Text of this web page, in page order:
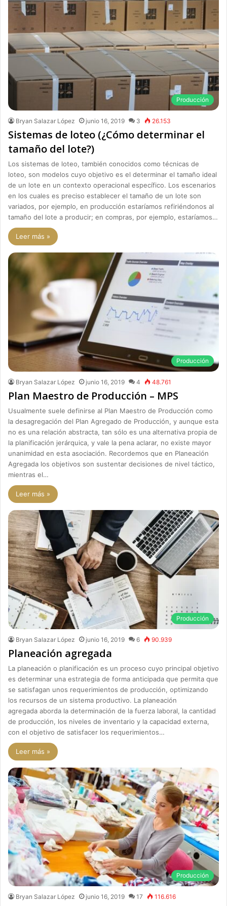
Producción
Bryan Salazar López junio 16, 2019 3 26.153
Sistemas de loteo (¿Cómo determinar el
tamaño del lote?)
Los sistemas de loteo, también conocidos como técnicas de
loteo, son modelos cuyo objetivo es el determinar el tamaño ideal
de un lote en un contexto operacional específico. Los escenarios
en los cuales es preciso establecer el tamaño de un lote son
variados, por ejemplo, en producción estaríamos refiriéndonos al
tamaño del lote a producir; en compras, por ejemplo, estaríamos…
Leer más »
Producción
Bryan Salazar López junio 16, 2019 4 48.761
Plan Maestro de Producción – MPS
Usualmente suele definirse al Plan Maestro de Producción como
la desagregación del Plan Agregado de Producción, y aunque esta
no es una relación abstracta, tan sólo es una alternativa propia de
la planificación jerárquica, y vale la pena aclarar, no existe mayor
unanimidad en esta asociación. Recordemos que en Planeación
Agregada los objetivos son sustentar decisiones de nivel táctico,
mientras el…
Leer más »
Producción
Bryan Salazar López junio 16, 2019 6 90.939
Planeación agregada
La planeación o planificación es un proceso cuyo principal objetivo
es determinar una estrategia de forma anticipada que permita que
se satisfagan unos requerimientos de producción, optimizando
los recursos de un sistema productivo. La planeación
agregada aborda la determinación de la fuerza laboral, la cantidad
de producción, los niveles de inventario y la capacidad externa,
con el objetivo de satisfacer los requerimientos…
Leer más »
Producción
Bryan Salazar López junio 16, 2019 17 116.616